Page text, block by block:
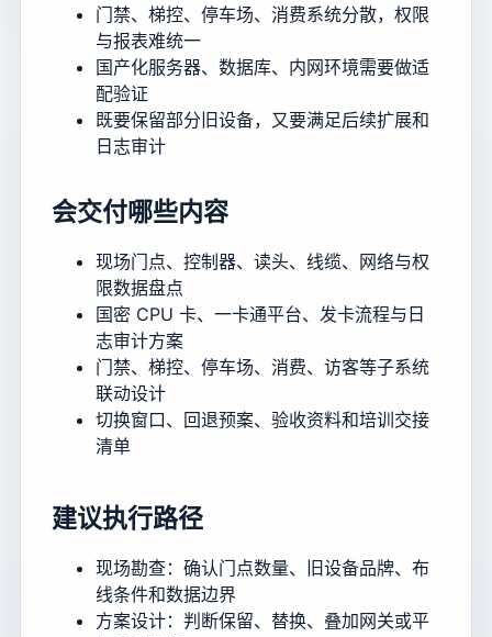
门禁、梯控、停车场、消费系统分散，权限
与报表难统一
国产化服务器、数据库、内网环境需要做适
配验证
既要保留部分旧设备，又要满足后续扩展和
日志审计
会交付哪些内容
现场门点、控制器、读头、线缆、网络与权
限数据盘点
国密 CPU 卡、一卡通平台、发卡流程与日
志审计方案
门禁、梯控、停车场、消费、访客等子系统
联动设计
切换窗口、回退预案、验收资料和培训交接
清单
建议执行路径
现场勘查：确认门点数量、旧设备品牌、布
线条件和数据边界
方案设计：判断保留、替换、叠加网关或平